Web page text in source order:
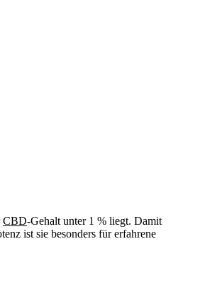
CBD-Gehalt unter 1 % liegt. Damit
ist sie besonders für erfahrene